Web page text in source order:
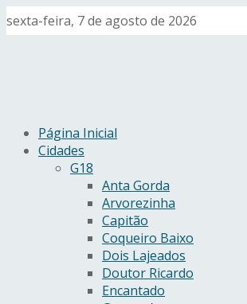
sexta-feira, 7 de agosto de 2026
Página Inicial
Cidades
G18
Anta Gorda
Arvorezinha
Capitão
Coqueiro Baixo
Dois Lajeados
Doutor Ricardo
Encantado